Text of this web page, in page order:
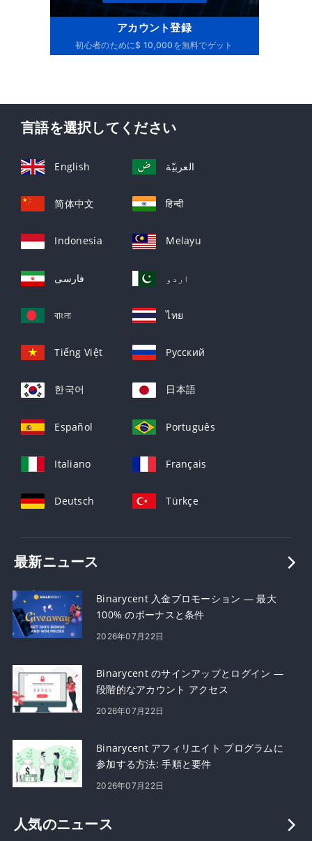
アカウント登録
初心者のために$ 10,000を無料でゲット
言語を選択してください
English العربيّة
简体中文 हिन्दी
Indonesia Melayu
فارسی اردو
বাংলা ไทย
Tiếng Việt Русский
한국어 日本語
Español Português
Italiano Français
Deutsch Türkçe
最新ニュース
Binarycent 入金プロモーション — 最大
100% のボーナスと条件
2026年07月22日
Binarycent のサインアップとログイン —
段階的なアカウント アクセス
2026年07月22日
Binarycent アフィリエイト プログラムに
参加する方法: 手順と要件
2026年07月22日
人気のニュース